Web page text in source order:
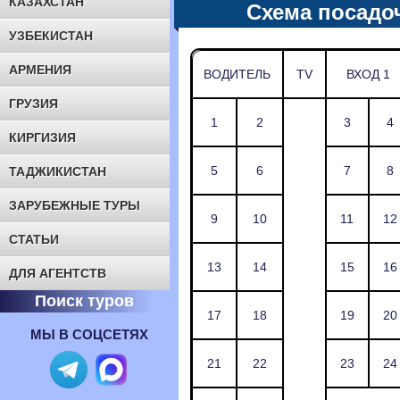
УЗБЕКИСТАН
АРМЕНИЯ
ГРУЗИЯ
КИРГИЗИЯ
ТАДЖИКИСТАН
ЗАРУБЕЖНЫЕ ТУРЫ
СТАТЬИ
ДЛЯ АГЕНТСТВ
Поиск туров
МЫ В СОЦСЕТЯХ
Схема
ВОДИТЕЛЬ TV ВХОД 1
1 2 3 4
5 6 7 8
9 10 11 12
13 14 15 16
17 18 19 20
21 22 23 24